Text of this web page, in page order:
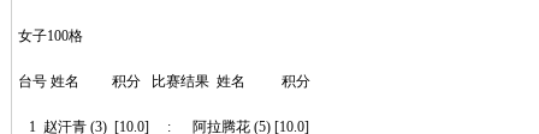
女子100格
台号 姓名 积分 比赛结果 姓名 积分
1 赵汗青 (3) [10.0] : 阿拉腾花 (5) [10.0]